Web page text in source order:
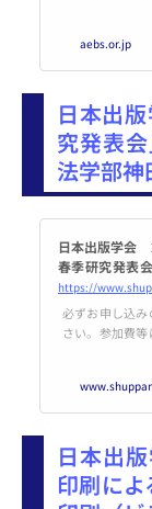
します。今回
報告書から電
リティ、アン
ともに、多様
説明として、
説明と「電子
の期待と課題
aebs.or.jp
日本出
究発表
法学部神
日本出版学会
春季研究発表
24年6月8日開
会
必ずお申し込
さい。参加費等
下さい。）
月8日（土）
神田三崎町
日本出
印刷に